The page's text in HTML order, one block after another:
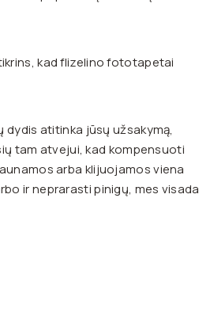
kad flizelino fototapetai
dydis atitinka jūsų užsakymą,
tam atvejui, kad kompensuoti
arba klijuojamos viena
ir neprarasti pinigų, mes visada